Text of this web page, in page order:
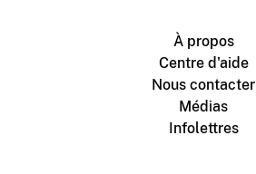
À propos
Centre d'aide
Nous contacter
Médias
Infolettres